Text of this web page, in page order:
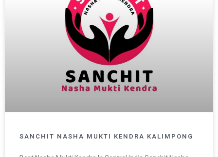
SANCHIT NASHA MUKTI KENDRA KALIMPONG